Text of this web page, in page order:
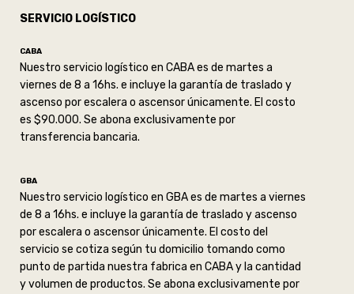
SERVICIO LOGÍSTICO
CABA
Nuestro servicio logístico en CABA es de martes a
viernes de 8 a 16hs. e incluye la garantía de traslado y
ascenso por escalera o ascensor únicamente. El costo
es $90.000. Se abona exclusivamente por
transferencia bancaria.
GBA
Nuestro servicio logístico en GBA es de martes a viernes
de 8 a 16hs. e incluye la garantía de traslado y ascenso
por escalera o ascensor únicamente. El costo del
servicio se cotiza según tu domicilio tomando como
punto de partida nuestra fabrica en CABA y la cantidad
y volumen de productos. Se abona exclusivamente por